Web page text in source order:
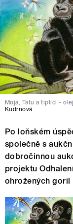
Moja, Tatu a tiplíci -
Kudrnová
Po loňském
společně s
dobročinnou
projektu
ohrožených goril